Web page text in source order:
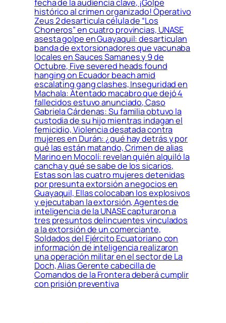
fecha de la audiencia clave, ¡Golpe
histórico al crimen organizado! Operativo
Zeus 2 desarticula célula de “Los
Choneros” en cuatro provincias, UNASE
asesta golpe en Guayaquil: desarticulan
banda de extorsionadores que vacunaba
locales en Sauces Samanes y 9 de
Octubre, Five severed heads found
hanging on Ecuador beach amid
escalating gang clashes, Inseguridad en
Machala: Atentado macabro que dejó 4
fallecidos estuvo anunciado, Caso
Gabriela Cárdenas: Su familia obtuvo la
custodia de su hijo mientras indagan el
femicidio, Violencia desatada contra
mujeres en Durán: ¿qué hay detrás y por
qué las están matando, Crimen de alias
Marino en Mocolí: revelan quién alquiló la
cancha y qué se sabe de los sicarios,
Estas son las cuatro mujeres detenidas
por presunta extorsión a negocios en
Guayaquil, Ellas colocaban los explosivos
y ejecutaban la extorsión, Agentes de
inteligencia de la UNASE capturaron a
tres presuntos delincuentes vinculados
a la extorsión de un comerciante,
Soldados del Ejército Ecuatoriano con
información de inteligencia realizaron
una operación militar en el sector de La
Doch, Alias Gerente cabecilla de
Comandos de la Frontera deberá cumplir
con prisión preventiva